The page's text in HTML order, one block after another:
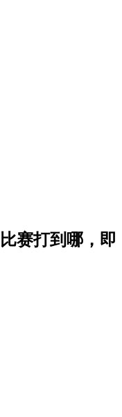
赛打到哪，即